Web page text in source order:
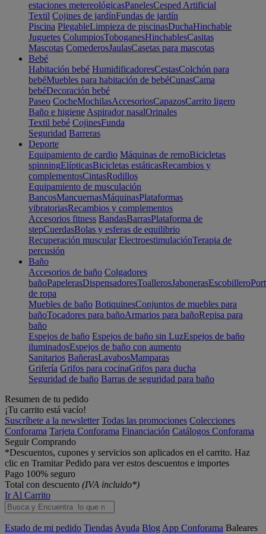
estaciones metereológicasPanelesCesped Artificial
Textil Cojines de jardínFundas de jardín
Piscina PlegableLimpieza de piscinasDuchaHinchable
Juguetes ColumpiosToboganesHinchablesCasitas
Mascotas ComederosJaulasCasetas para mascotas
Bebé
Habitación bebé HumidificadoresCestasColchón para
bebéMuebles para habitación de bebéCunasCama
bebéDecoración bebé
Paseo CocheMochilasAccesoriosCapazosCarrito ligero
Baño e higiene Aspirador nasalOrinales
Textil bebé CojinesFunda
Seguridad Barreras
Deporte
Equipamiento de cardio Máquinas de remoBicicletas
spinningElípticasBicicletas estáticasRecambios y
complementosCintasRodillos
Equipamiento de musculación
BancosMancuernasMáquinasPlataformas
vibratoriasRecambios y complementos
Accesorios fitness BandasBarrasPlataforma de
stepCuerdasBolas y esferas de equilibrio
Recuperación muscular ElectroestimulaciónTerapia de
percusión
Baño
Accesorios de baño Colgadores
bañoPapelerasDispensadoresToallerosJabonerasEscobillero
de ropa
Muebles de baño BotiquinesConjuntos de muebles para
bañoTocadores para bañoArmarios para bañoRepisa para
baño
Espejos de baño Espejos de baño sin LuzEspejos de baño
iluminadosEspejos de baño con aumento
Sanitarios BañerasLavabosMamparas
Grifería Grifos para cocinaGrifos para ducha
Seguridad de baño Barras de seguridad para baño
Resumen de tu pedido
¡Tu carrito está vacío!
Suscríbete a la newsletter Todas las promociones Colecciones
Conforama Tarjeta Conforama Financiación Catálogos Conforama
Seguir Comprando
*Descuentos, cupones y servicios son aplicados en el carrito. Haz
clic en Tramitar Pedido para ver estos descuentos e importes
Pago 100% seguro
Total con descuento (IVA incluido*)
Ir Al Carrito
Estado de mi pedido Tiendas Ayuda Blog App Conforama Baleares